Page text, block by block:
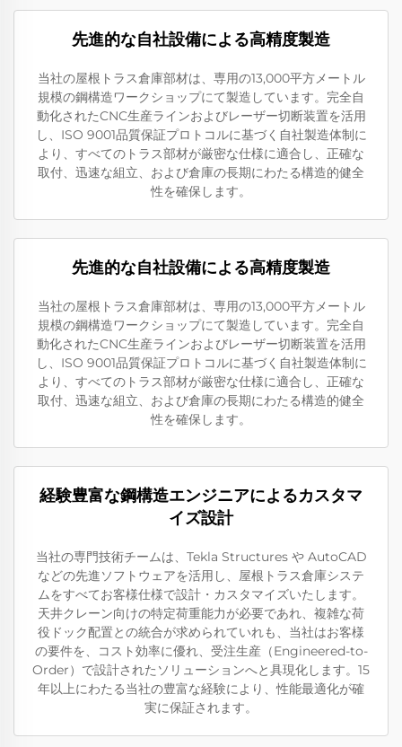
先進的な自社設備による高精度製造
当社の屋根トラス倉庫部材は、専用の13,000平方メートル
規模の鋼構造ワークショップにて製造しています。完全自
動化されたCNC生産ラインおよびレーザー切断装置を活用
し、ISO 9001品質保証プロトコルに基づく自社製造体制に
より、すべてのトラス部材が厳密な仕様に適合し、正確な
取付、迅速な組立、および倉庫の長期にわたる構造的健全
性を確保します。
先進的な自社設備による高精度製造
当社の屋根トラス倉庫部材は、専用の13,000平方メートル
規模の鋼構造ワークショップにて製造しています。完全自
動化されたCNC生産ラインおよびレーザー切断装置を活用
し、ISO 9001品質保証プロトコルに基づく自社製造体制に
より、すべてのトラス部材が厳密な仕様に適合し、正確な
取付、迅速な組立、および倉庫の長期にわたる構造的健全
性を確保します。
経験豊富な鋼構造エンジニアによるカスタマ
イズ設計
当社の専門技術チームは、Tekla Structures や AutoCAD
などの先進ソフトウェアを活用し、屋根トラス倉庫システ
ムをすべてお客様仕様で設計・カスタマイズいたします。
天井クレーン向けの特定荷重能力が必要であれ、複雑な荷
役ドック配置との統合が求められていれも、当社はお客様
の要件を、コスト効率に優れ、受注生産（Engineered-to-
Order）で設計されたソリューションへと具現化します。15
年以上にわたる当社の豊富な経験により、性能最適化が確
実に保証されます。